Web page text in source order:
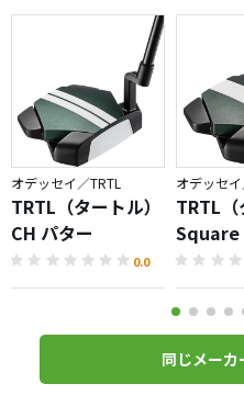
オデッセイ／TRTL
TRTL（タートル）
CH パター
0.0
オデッセイ
TRTL（
Square
パター
同じメー